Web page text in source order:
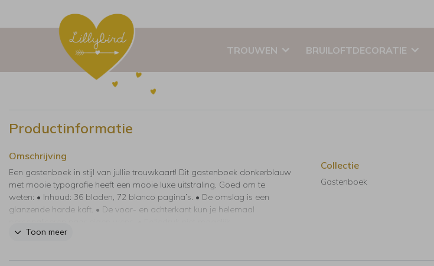
TROUWEN BRUILOFTDECORATIE
Productinformatie
Omschrijving
Een gastenboek in stijl van jullie trouwkaart! Dit gastenboek donkerblauw
met mooie typografie heeft een mooie luxe uitstraling. Goed om te
weten: • Inhoud: 36 bladen, 72 blanco pagina’s. • De omslag is een
glanzende harde kaft. • De voor- en achterkant kun je helemaal
Toon meer
Collectie
Gastenboek